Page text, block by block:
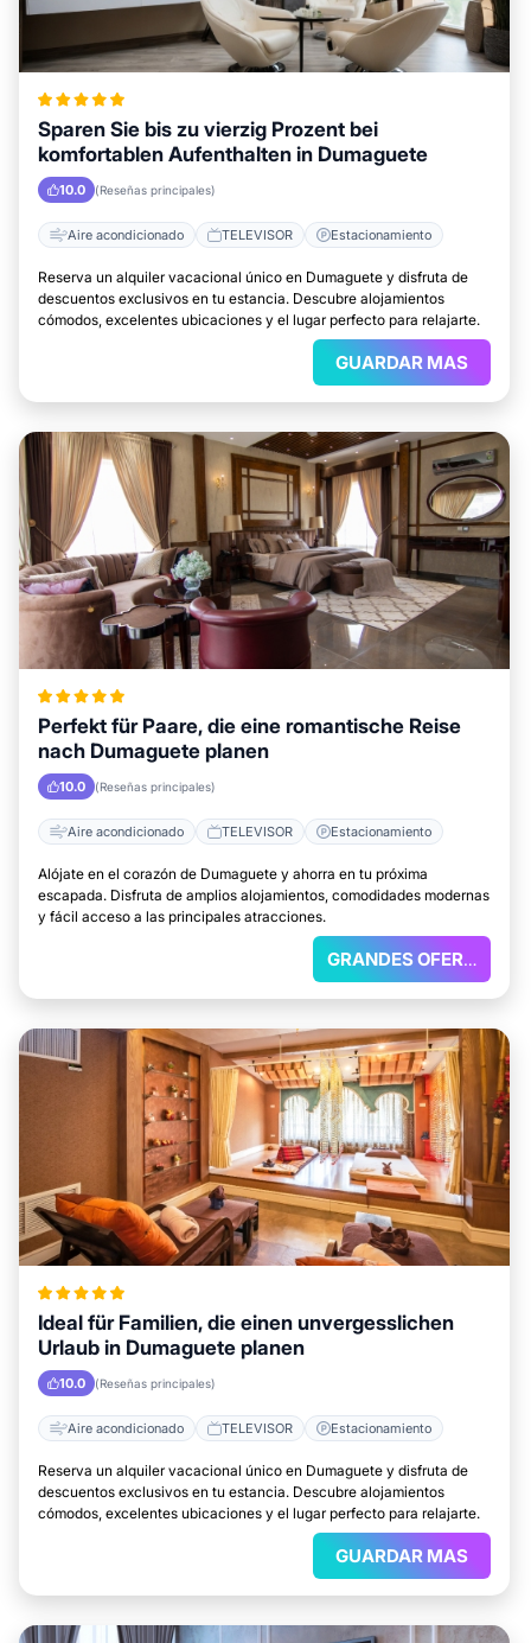
Sparen Sie bis zu vierzig Prozent bei
komfortablen Aufenthalten in Dumaguete
10.0 (Reseñas principales)
Aire acondicionado TELEVISOR Estacionamiento
Reserva un alquiler vacacional único en Dumaguete y disfruta de
descuentos exclusivos en tu estancia. Descubre alojamientos
cómodos, excelentes ubicaciones y el lugar perfecto para relajarte.
GUARDAR MAS
Perfekt für Paare, die eine romantische Reise
nach Dumaguete planen
10.0 (Reseñas principales)
Aire acondicionado TELEVISOR Estacionamiento
Alójate en el corazón de Dumaguete y ahorra en tu próxima
escapada. Disfruta de amplios alojamientos, comodidades modernas
y fácil acceso a las principales atracciones.
GRANDES OFERTAS
Ideal für Familien, die einen unvergesslichen
Urlaub in Dumaguete planen
10.0 (Reseñas principales)
Aire acondicionado TELEVISOR Estacionamiento
Reserva un alquiler vacacional único en Dumaguete y disfruta de
descuentos exclusivos en tu estancia. Descubre alojamientos
cómodos, excelentes ubicaciones y el lugar perfecto para relajarte.
GUARDAR MAS